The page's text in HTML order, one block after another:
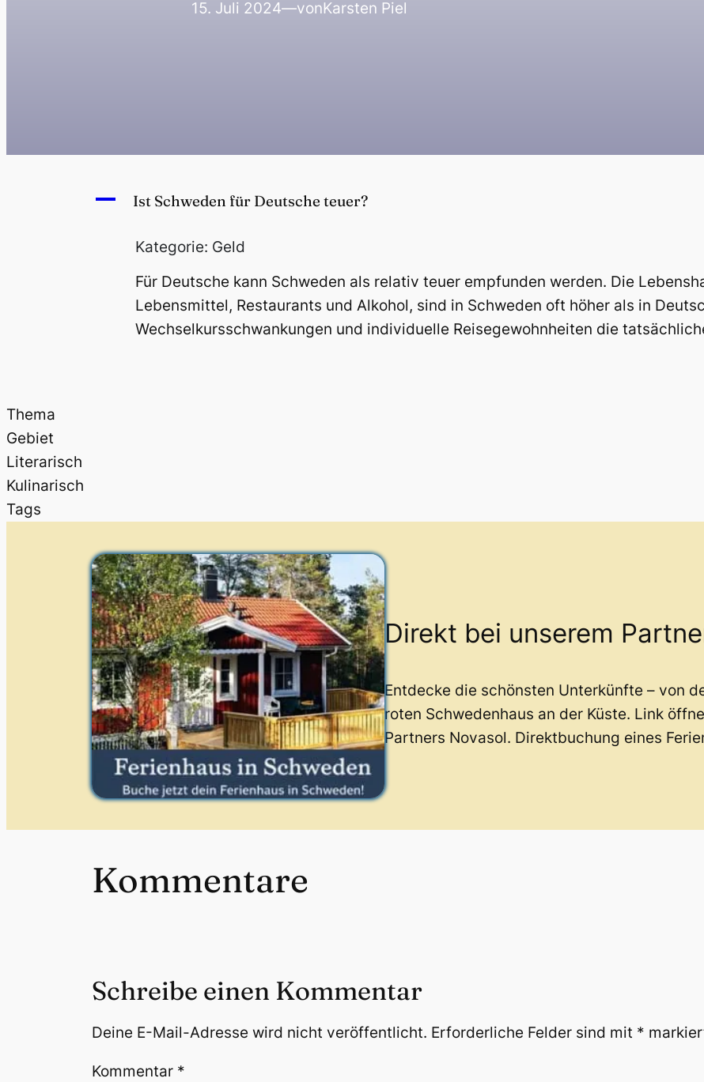
15. Juli 2024—vonKarsten Piel
A Ist Schweden für Deutsche teuer?
Kategorie: Geld
Für Deutsche kann Schweden als relativ teuer empfunden werden. Die
Lebensmittel, Restaurants und Alkohol, sind in Schweden oft höher als in
Wechselkursschwankungen und individuelle Reisegewohnheiten die
Thema
Gebiet
Literarisch
Kulinarisch
Tags
Direkt bei unserem
Entdecke die schönsten Unterkünfte – von
roten Schwedenhaus an der Küste. Link
Partners Novasol. Direktbuchung eines
Kommentare
Schreibe einen Kommentar
Deine E-Mail-Adresse wird nicht veröffentlicht. Erforderliche Felder sind mit *
Kommentar *